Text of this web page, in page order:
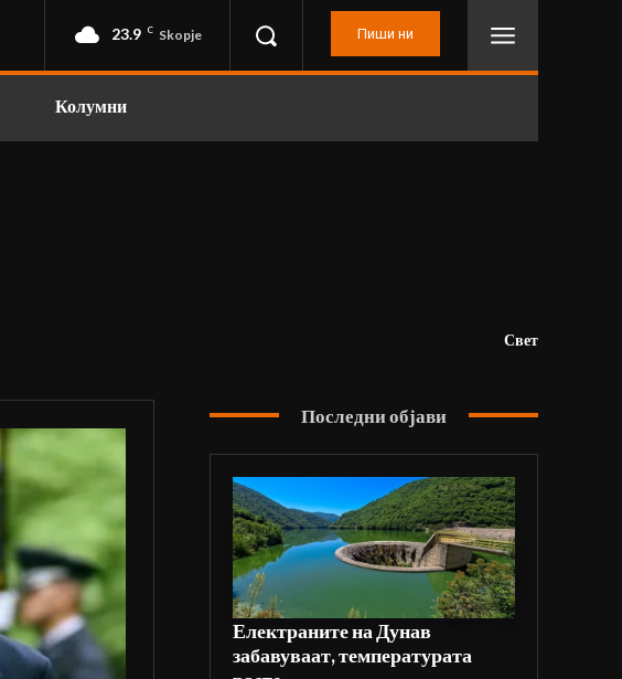
23.9 C Skopje Пиши ни
Колумни
Свет
Последни објави
Електраните на Дунав
забавуваат, температурата